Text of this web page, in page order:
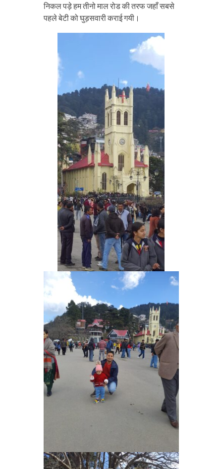
निकल पड़े हम तीनो माल रोड की तरफ जहाँ सबसे
पहले बेटी को घुड़सवारी कराई गयी।